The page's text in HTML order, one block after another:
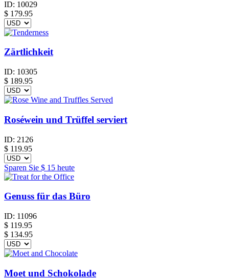
ID: 10029
$ 179.95
Zärtlichkeit
ID: 10305
$ 189.95
Roséwein und Trüffel serviert
ID: 2126
$ 119.95
Sparen Sie $ 15 heute
Genuss für das Büro
ID: 11096
$ 119.95
$ 134.95
Moet und Schokolade